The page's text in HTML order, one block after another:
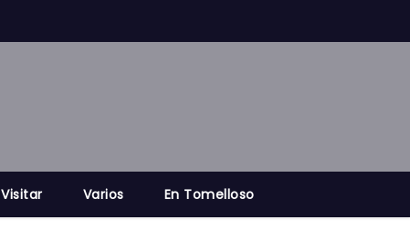
Visitar Varios En Tomelloso